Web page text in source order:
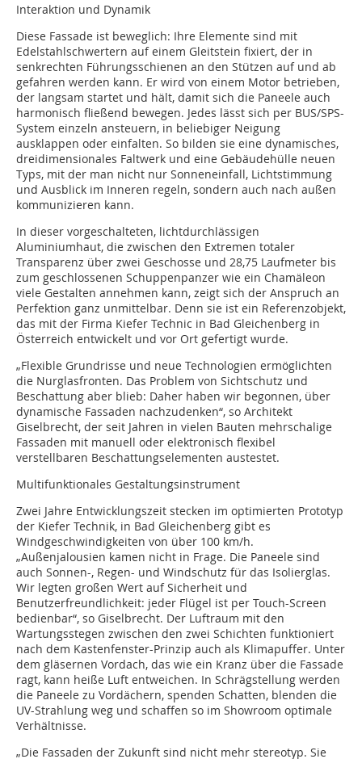
Interaktion und Dynamik
Diese Fassade ist beweglich: Ihre Elemente sind mit
Edelstahlschwertern auf einem Gleitstein fixiert, der in
senkrechten Führungsschienen an den Stützen auf und ab
gefahren werden kann. Er wird von einem Motor betrieben,
der langsam startet und hält, damit sich die Paneele auch
harmonisch fließend bewegen. Jedes lässt sich per BUS/SPS-
System einzeln ansteuern, in beliebiger Neigung
ausklappen oder einfalten. So bilden sie eine dynamisches,
dreidimensionales Faltwerk und eine Gebäudehülle neuen
Typs, mit der man nicht nur Sonneneinfall, Lichtstimmung
und Ausblick im Inneren regeln, sondern auch nach außen
kommunizieren kann.
In dieser vorgeschalteten, lichtdurchlässigen
Aluminiumhaut, die zwischen den Extremen totaler
Transparenz über zwei Geschosse und 28,75 Laufmeter bis
zum geschlossenen Schuppenpanzer wie ein Chamäleon
viele Gestalten annehmen kann, zeigt sich der Anspruch an
Perfektion ganz unmittelbar. Denn sie ist ein Referenzobjekt,
das mit der Firma Kiefer Technic in Bad Gleichenberg in
Österreich entwickelt und vor Ort gefertigt wurde.
„Flexible Grundrisse und neue Technologien ermöglichten
die Nurglasfronten. Das Problem von Sichtschutz und
Beschattung aber blieb: Daher haben wir begonnen, über
dynamische Fassaden nachzudenken“, so Architekt
Giselbrecht, der seit Jahren in vielen Bauten mehrschalige
Fassaden mit manuell oder elektronisch flexibel
verstellbaren Beschattungselementen austestet.
Multifunktionales Gestaltungsinstrument
Zwei Jahre Entwicklungszeit stecken im optimierten Prototyp
der Kiefer Technik, in Bad Gleichenberg gibt es
Windgeschwindigkeiten von über 100 km/h.
„Außenjalousien kamen nicht in Frage. Die Paneele sind
auch Sonnen-, Regen- und Windschutz für das Isolierglas.
Wir legten großen Wert auf Sicherheit und
Benutzerfreundlichkeit: jeder Flügel ist per Touch-Screen
bedienbar“, so Giselbrecht. Der Luftraum mit den
Wartungsstegen zwischen den zwei Schichten funktioniert
nach dem Kastenfenster-Prinzip auch als Klimapuffer. Unter
dem gläsernen Vordach, das wie ein Kranz über die Fassade
ragt, kann heiße Luft entweichen. In Schrägstellung werden
die Paneele zu Vordächern, spenden Schatten, blenden die
UV-Strahlung weg und schaffen so im Showroom optimale
Verhältnisse.
„Die Fassaden der Zukunft sind nicht mehr stereotyp. Sie